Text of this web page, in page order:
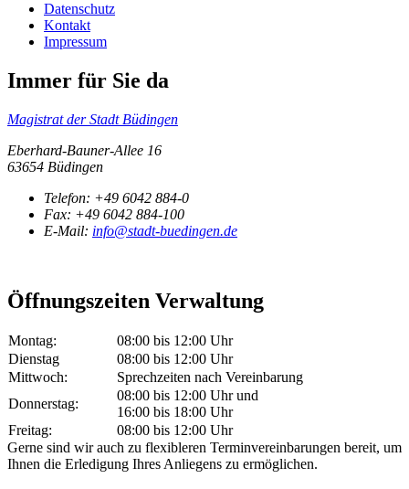
Datenschutz
Kontakt
Impressum
Immer für Sie da
Magistrat der Stadt Büdingen
Eberhard-Bauner-Allee 16
63654 Büdingen
Telefon: +49 6042 884-0
Fax: +49 6042 884-100
E-Mail: info@stadt-buedingen.de
Öffnungszeiten Verwaltung
Montag:
08:00 bis 12:00 Uhr
Dienstag
08:00 bis 12:00 Uhr
Mittwoch:
Sprechzeiten nach Vereinbarung
Donnerstag:
08:00 bis 12:00 Uhr und
16:00 bis 18:00 Uhr
Freitag:
08:00 bis 12:00 Uhr
Gerne sind wir auch zu flexibleren Terminvereinbarungen bereit, um
Ihnen die Erledigung Ihres Anliegens zu ermöglichen.